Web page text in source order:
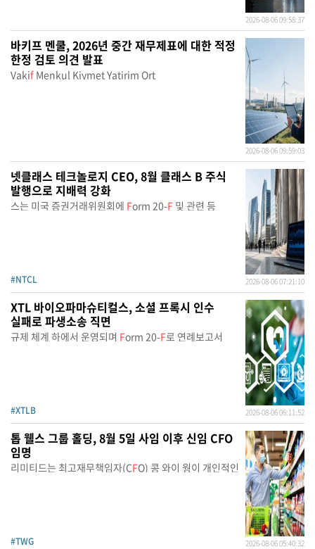
2026-08-06 09:58:37
바키프 멘쿨, 2026년 중간 재무제표에 대한 적정
한정 검토 의견 발표
Vakif Menkul Kiymet Yatirim Ort
2026-08-06 09:59:03
넷클래스 테크놀로지 CEO, 8월 클래스 B 주식
발행으로 지배력 강화
스는 미국 증권거래위원회에 Form 20-F 및 관련 등
#NTCL 2026-08-06 07:21:10
XTL 바이오파마슈티컬스, 소셜 프록시 인수
실패로 파생소송 직면
규제 체계 하에서 운영되며 Form 20-F로 연례보고서
#XTLB 2026-08-06 06:11:52
톱 웰스 그룹 홀딩, 8월 5일 사임 이후 신임 CFO
임명
리미티드는 최고재무책임자(CFO) 콩 와이 웡이 개인적인
#TWG 2026-08-06 05:40:32